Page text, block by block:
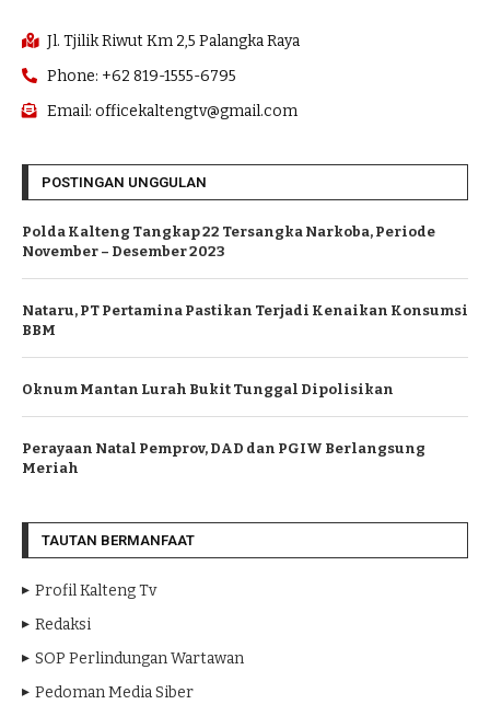
Jl. Tjilik Riwut Km 2,5 Palangka Raya
Phone: +62 819-1555-6795
Email: officekaltengtv@gmail.com
POSTINGAN UNGGULAN
Polda Kalteng Tangkap 22 Tersangka Narkoba, Periode
November – Desember 2023
Nataru, PT Pertamina Pastikan Terjadi Kenaikan Konsumsi
BBM
Oknum Mantan Lurah Bukit Tunggal Dipolisikan
Perayaan Natal Pemprov, DAD dan PGIW Berlangsung
Meriah
TAUTAN BERMANFAAT
Profil Kalteng Tv
Redaksi
SOP Perlindungan Wartawan
Pedoman Media Siber